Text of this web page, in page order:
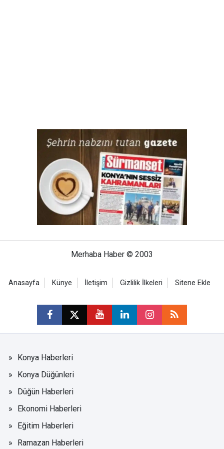
Merhaba Haber © 2003
Anasayfa Künye İletişim Gizlilik İlkeleri Sitene Ekle
Konya Haberleri
Konya Düğünleri
Düğün Haberleri
Ekonomi Haberleri
Eğitim Haberleri
Ramazan Haberleri